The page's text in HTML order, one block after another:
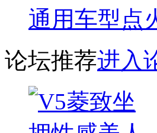
通用车型点
论坛推荐进入